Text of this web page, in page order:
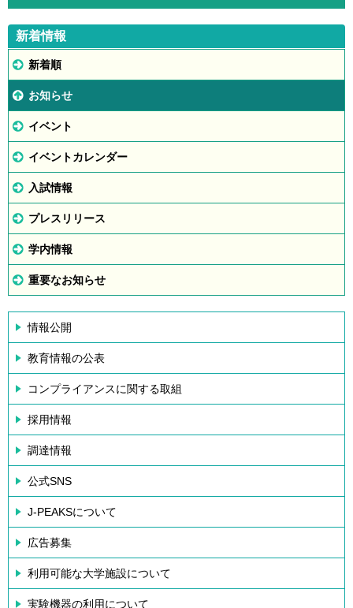
新着情報
新着順
お知らせ
イベント
イベントカレンダー
入試情報
プレスリリース
学内情報
重要なお知らせ
情報公開
教育情報の公表
コンプライアンスに関する取組
採用情報
調達情報
公式SNS
J-PEAKSについて
広告募集
利用可能な大学施設について
実験機器の利用について